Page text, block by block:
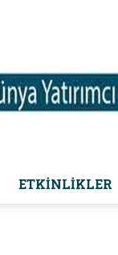
ETKINLIKLER